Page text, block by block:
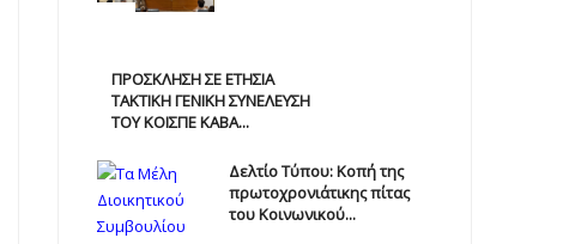
ΠΡΟΣΚΛΗΣΗ ΣΕ ΕΤΗΣΙΑ
TAKTIKH ΓΕΝΙΚΗ ΣΥΝΕΛΕΥΣΗ
ΤΟΥ ΚΟΙΣΠΕ ΚΑΒΑ...
Δελτίο Τύπου: Κοπή της
πρωτοχρονιάτικης πίτας
του Κοινωνικού...